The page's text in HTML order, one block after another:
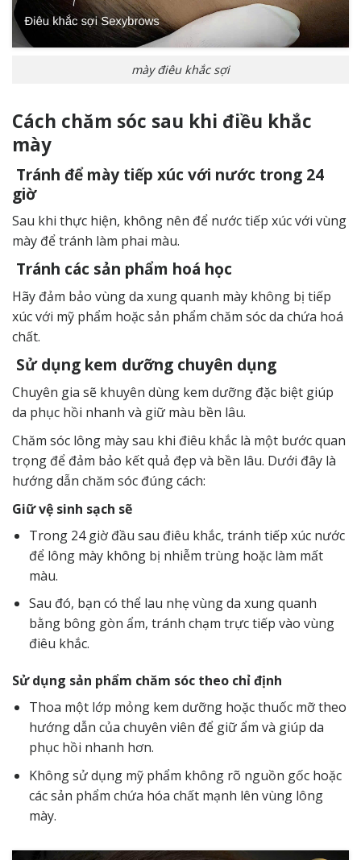
mày điêu khắc sợi
Cách chăm sóc sau khi điều khắc
mày
Tránh để mày tiếp xúc với nước trong 24
giờ
Sau khi thực hiện, không nên để nước tiếp xúc với vùng
mày để tránh làm phai màu.
Tránh các sản phẩm hoá học
Hãy đảm bảo vùng da xung quanh mày không bị tiếp
xúc với mỹ phẩm hoặc sản phẩm chăm sóc da chứa hoá
chất.
Sử dụng kem dưỡng chuyên dụng
Chuyên gia sẽ khuyên dùng kem dưỡng đặc biệt giúp
da phục hồi nhanh và giữ màu bền lâu.
Chăm sóc lông mày sau khi điêu khắc là một bước quan
trọng để đảm bảo kết quả đẹp và bền lâu. Dưới đây là
hướng dẫn chăm sóc đúng cách:
Giữ vệ sinh sạch sẽ
Trong 24 giờ đầu sau điêu khắc, tránh tiếp xúc nước
để lông mày không bị nhiễm trùng hoặc làm mất
màu.
Sau đó, bạn có thể lau nhẹ vùng da xung quanh
bằng bông gòn ẩm, tránh chạm trực tiếp vào vùng
điêu khắc.
Sử dụng sản phẩm chăm sóc theo chỉ định
Thoa một lớp mỏng kem dưỡng hoặc thuốc mỡ theo
hướng dẫn của chuyên viên để giữ ẩm và giúp da
phục hồi nhanh hơn.
Không sử dụng mỹ phẩm không rõ nguồn gốc hoặc
các sản phẩm chứa hóa chất mạnh lên vùng lông
mày.